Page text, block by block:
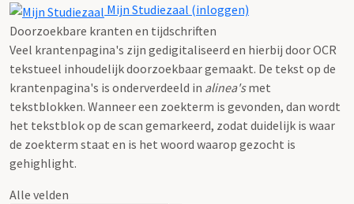
Mijn Studiezaal (inloggen)
Doorzoekbare kranten en tijdschriften
Veel krantenpagina's zijn gedigitaliseerd en hierbij door OCR
tekstueel inhoudelijk doorzoekbaar gemaakt. De tekst op de
krantenpagina's is onderverdeeld in alinea'smet
tekstblokken. Wanneer een zoekterm is gevonden, dan wordt
het tekstblok op de scan gemarkeerd, zodat duidelijk is waar
de zoekterm staat en is het woord waarop gezocht is
gehighlight.
Alle velden